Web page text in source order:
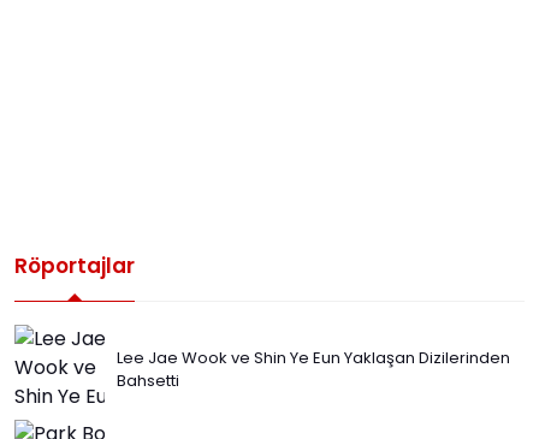
Röportajlar
Lee Jae Wook ve Shin Ye Eun Yaklaşan Dizilerinden
Bahsetti